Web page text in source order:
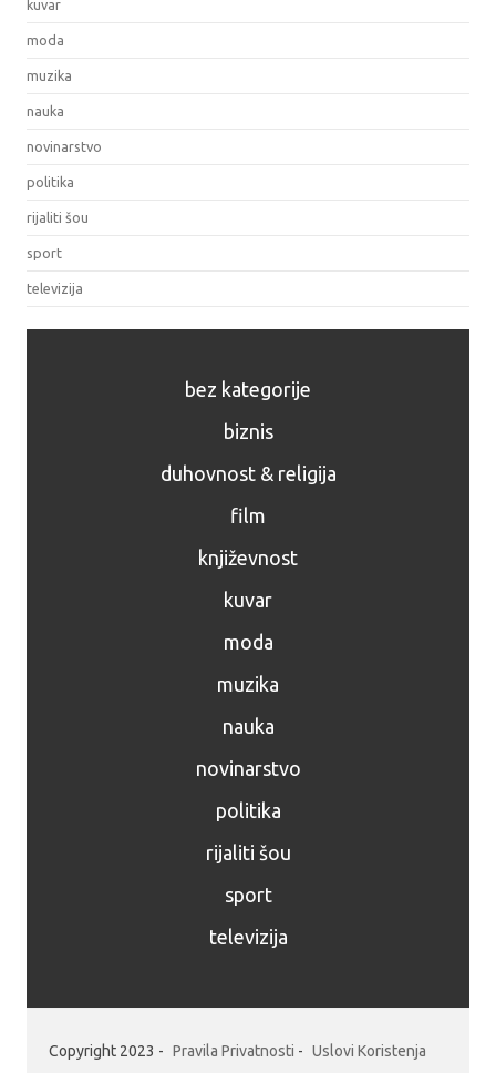
kuvar
moda
muzika
nauka
novinarstvo
politika
rijaliti šou
sport
televizija
bez kategorije
biznis
duhovnost & religija
film
književnost
kuvar
moda
muzika
nauka
novinarstvo
politika
rijaliti šou
sport
televizija
Copyright 2023 - Pravila Privatnosti - Uslovi Koristenja